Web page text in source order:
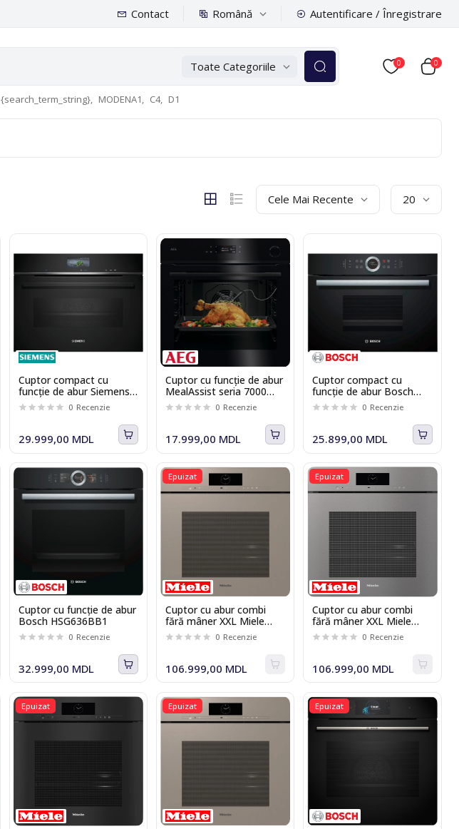
Contact Română Autentificare / Înregistrare
Toate Categoriile
{search_term_string}, MODENA1, C4, D1
0 0
Cele Mai Recente 20
Cuptor compact cu
funcție de abur Siemens
CS736G1B1 iQ700
0 Recenzie
29.999,00 MDL
Cuptor cu funcție de abur
MealAssist seria 7000
AEG NBR7P631SB,
SteamCrisp, piroliza, 72 l,
Clasa A+, Wi-Fi, negru
0 Recenzie
17.999,00 MDL
Cuptor compact cu
funcție de abur Bosch
CDG634AB0
0 Recenzie
25.899,00 MDL
Cuptor cu funcție de abur
Bosch HSG636BB1
0 Recenzie
32.999,00 MDL
Epuizat
Cuptor cu abur combi
fără mâner XXL Miele
DGC 7865 HCX Pro Bej
perlă
0 Recenzie
106.999,00 MDL
Epuizat
Cuptor cu abur combi
fără mâner XXL Miele
DGC 7865 HCX Pro GRGR
0 Recenzie
106.999,00 MDL
Epuizat Epuizat Epuizat